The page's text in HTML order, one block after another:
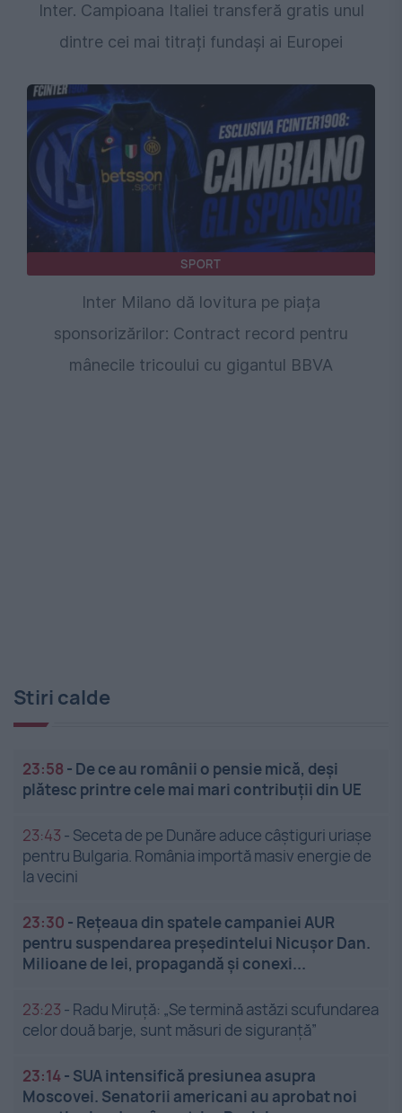
Inter. Campioana Italiei transferă gratis unul
dintre cei mai titrați fundași ai Europei
SPORT
Inter Milano dă lovitura pe piața
sponsorizărilor: Contract record pentru
mânecile tricoului cu gigantul BBVA
Stiri calde
23:58 - De ce au românii o pensie mică, deși
plătesc printre cele mai mari contribuții din UE
23:43 - Seceta de pe Dunăre aduce câștiguri uriașe
pentru Bulgaria. România importă masiv energie de
la vecini
23:30 - Rețeaua din spatele campaniei AUR
pentru suspendarea președintelui Nicușor Dan.
Milioane de lei, propagandă și conexi...
23:23 - Radu Miruță: „Se termină astăzi scufundarea
celor două barje, sunt măsuri de siguranţă”
23:14- SUA intensifică presiunea asupra
Moscovei. Senatorii americani au aprobat noi